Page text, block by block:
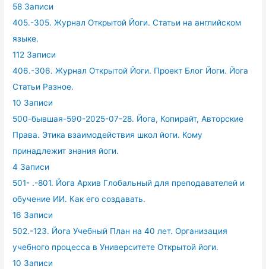
58 Записи
405.-305. Журнал Открытой Йоги. Статьи на английском
языке.
112 Записи
406.-306. Журнал Открытой Йоги. Проект Блог Йоги. Йога
Статьи Разное.
10 Записи
500-бывшая-590-2025-07-28. Йога, Копирайт, Авторские
Права. Этика взаимодействия школ йоги. Кому
принадлежит знания йоги.
4 Записи
501- .-801. Йога Архив Глобальный для преподавателей и
обучение ИИ. Как его создавать.
16 Записи
502.-123. Йога Учебный План на 40 лет. Организация
учебного процесса в Университете Открытой йоги.
10 Записи